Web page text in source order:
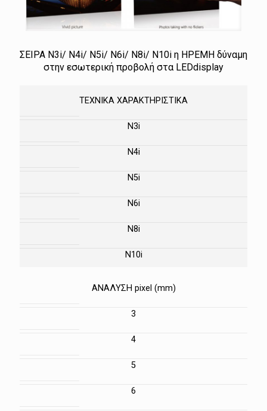
ΣΕΙΡΑ Ν3i/ Ν4i/ Ν5i/ Ν6i/ Ν8i/ Ν10i η ΗΡΕΜΗ δύναμη
στην εσωτερική προβολή στα LEDdisplay
ΤΕΧΝΙΚΑ ΧΑΡΑΚΤΗΡΙΣΤΙΚΑ
N3i
N4i
N5i
N6i
N8i
N10i
ΑΝΑΛΥΣΗ pixel (mm)
3
4
5
6